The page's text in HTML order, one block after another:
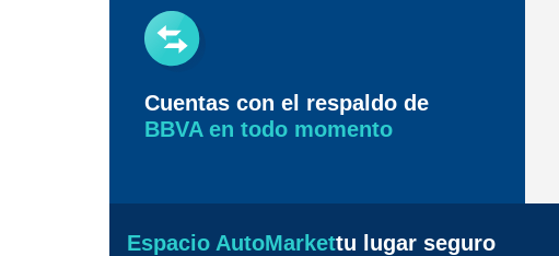
Cuentas con el respaldo de
BBVA en todo momento
Espacio AutoMarkettu lugar seguro